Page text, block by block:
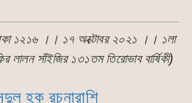
১২১৬ ।। ১৭ অক্টোবর ২০২১ ।। ১লা
লালন সাঁইজির ১৩১তম তিরোভাব বার্ষিকী)
হক রচনারাশি